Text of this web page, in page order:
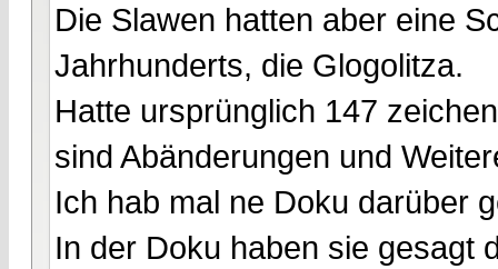
Die Slawen hatten aber eine
Jahrhunderts, die Glogolitza.
Hatte ursprünglich 147
sind Abänderungen und
Ich hab mal ne Doku darüber
In der Doku haben sie gesagt